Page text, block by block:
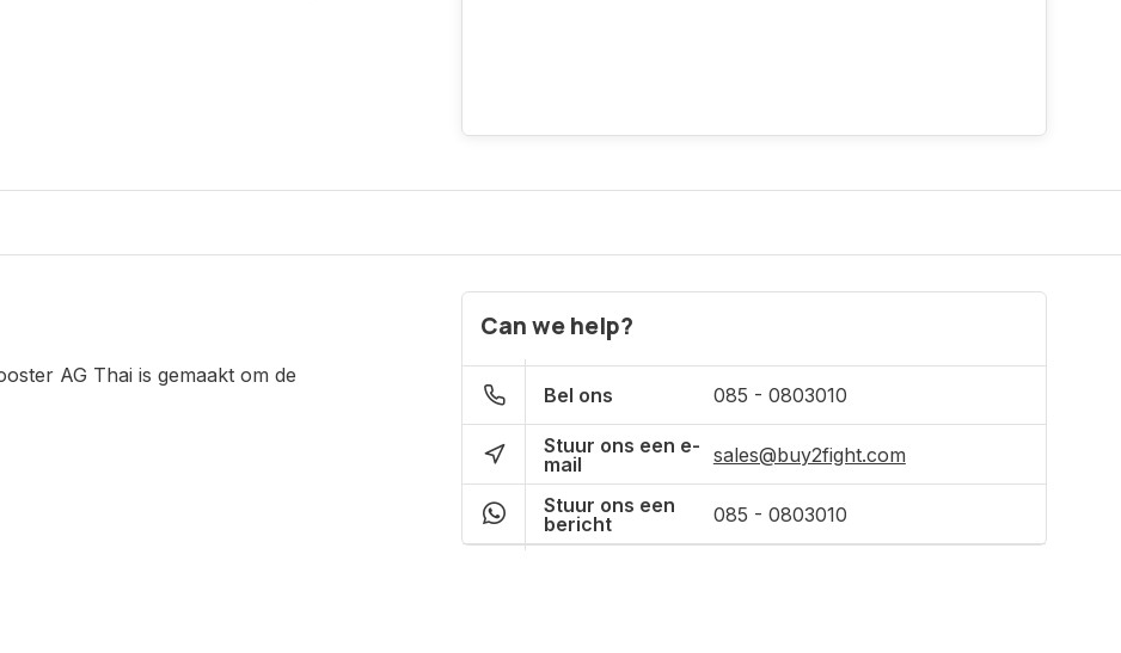
AG Thai is gemaakt om de
Can we help?
Bel ons 085 - 0803010
Stuur ons een e-
mail
sales@buy2fight.com
Stuur ons een
bericht
085 - 0803010